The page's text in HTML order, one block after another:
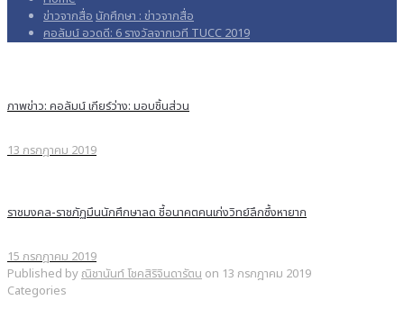
ข่าวจากสื่อ นักศึกษา : ข่าวจากสื่อ
คอลัมน์ อวดดี: 6 รางวัลจากเวที TUCC 2019
ภาพข่าว: คอลัมน์ เกียร์ว่าง: มอบชิ้นส่วน
13 กรกฎาคม 2019
ราชมงคล-ราชภัฏมึนนักศึกษาลด ชี้อนาคตคนเก่งวิทย์ลึกซึ้งหายาก
15 กรกฎาคม 2019
Published by ณิชานันท์ โชคสิริจินดารัตน on 13 กรกฎาคม 2019
Categories